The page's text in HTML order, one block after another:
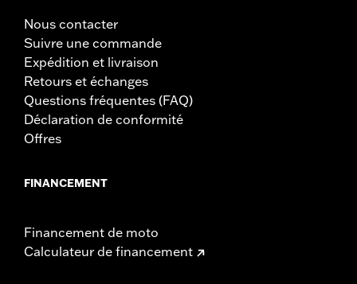
Nous contacter
Suivre une commande
Expédition et livraison
Retours et échanges
Questions fréquentes (FAQ)
Déclaration de conformité
Offres
FINANCEMENT
Financement de moto
Calculateur de financement